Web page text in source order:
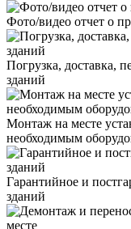
Фото/видео отчет о
Погрузка, доставка,
зданий
Монтаж на месте
необходимым
Гарантийное и
зданий